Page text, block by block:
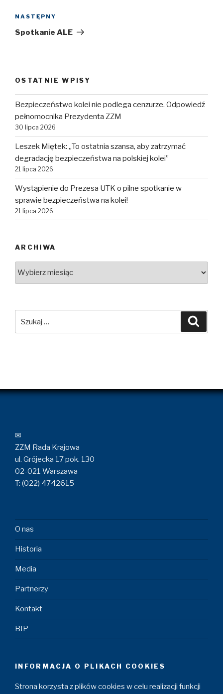
Następny
wpis
NASTĘPNY
Spotkanie ALE
OSTATNIE WPISY
Bezpieczeństwo kolei nie podlega cenzurze. Odpowiedź
pełnomocnika Prezydenta ZZM
30 lipca 2026
Leszek Miętek: „To ostatnia szansa, aby zatrzymać
degradację bezpieczeństwa na polskiej kolei”
21 lipca 2026
Wystąpienie do Prezesa UTK o pilne spotkanie w
sprawie bezpieczeństwa na kolei!
21 lipca 2026
ARCHIWA
Archiwa
✉
ZZM Rada Krajowa
ul. Grójecka 17 pok. 130
02-021 Warszawa
T: (022) 4742615
O nas
Historia
Media
Partnerzy
Kontakt
BIP
INFORMACJA O PLIKACH COOKIES
Strona korzysta z plików cookies w celu realizacji funkcji